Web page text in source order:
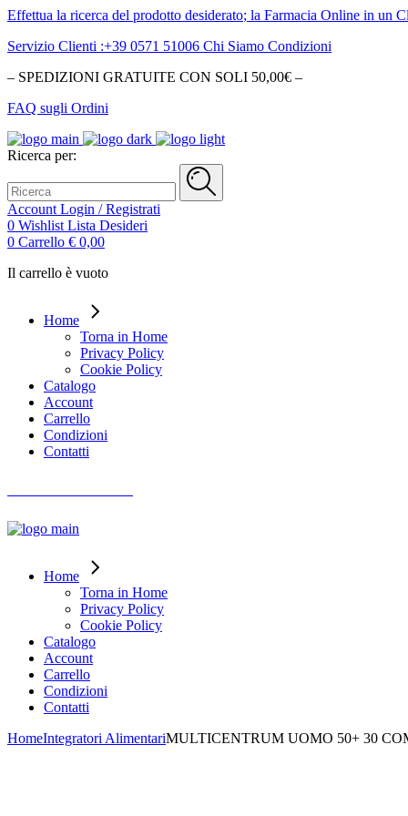
Effettua la ricerca del prodotto desiderato; la Farmacia Online in un
Servizio Clienti :+39 0571 51006 Chi Siamo Condizioni
– SPEDIZIONI GRATUITE CON SOLI 50,00€ –
FAQ sugli Ordini
Ricerca per:
Account Login / Registrati
0 Wishlist Lista Desideri
0 Carrello € 0,00
Il carrello è vuoto
Home
Torna in Home
Privacy Policy
Cookie Policy
Catalogo
Account
Carrello
Condizioni
Contatti
Home
Torna in Home
Privacy Policy
Cookie Policy
Catalogo
Account
Carrello
Condizioni
Contatti
HomeIntegratori AlimentariMULTICENTRUM UOMO 50+ 30